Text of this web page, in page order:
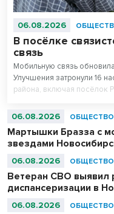
06.08.2026
В посёлке
связь
Мобильную связь
Улучшения затронули 16
района, включая посёлок
06.08.2026 ОБЩЕСТВО
Мартышки Бразза с
звездами
06.08.2026 ОБЩЕСТВО
Ветеран СВО выявил
диспансеризации в
06.08.2026 ОБЩЕСТВО